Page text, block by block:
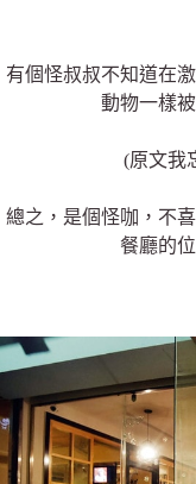
有個怪叔叔不知道在
動物一樣
(原文我
總之，是個怪咖，不
餐廳的